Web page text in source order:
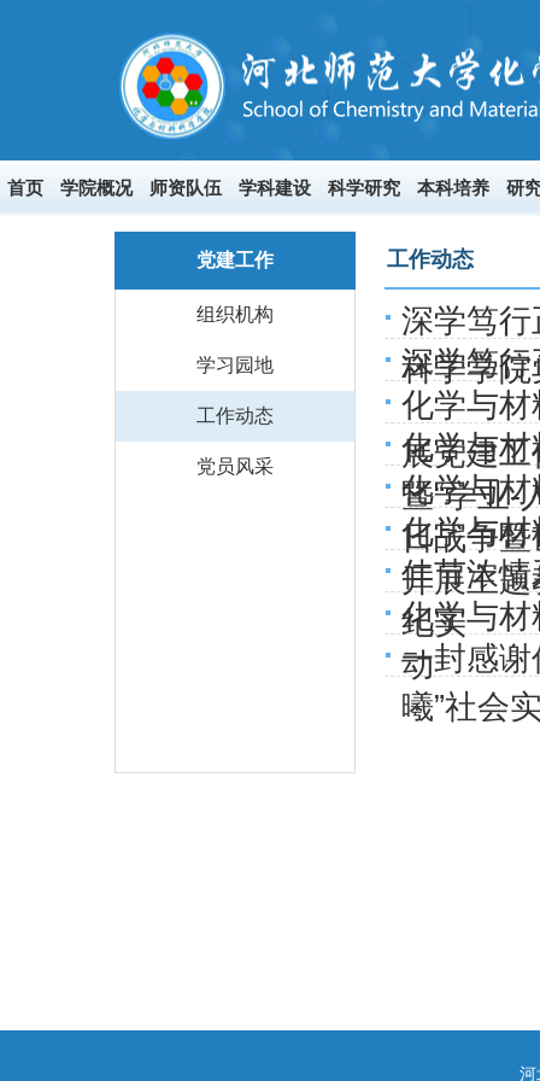
首页 学院概况 师资队伍 学科建设 科学研究 本科培养 研
党建工作
组织机构
学习园地
工作动态
党员风采
工作动态
深学笃
科学学
深学笃
化学与
展党建
化学与材
暨“学业-
化学与
日战争
化学与
开展主
佳节浓
纪实
化学与
动
一封感
曦”社会
河